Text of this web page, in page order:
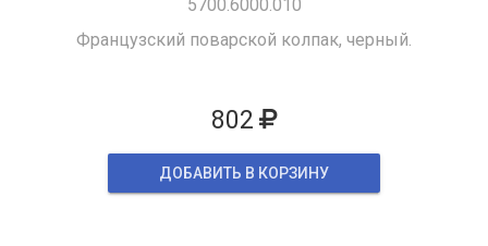
5700.6000.010
Французский поварской колпак, черный.
802
ДОБАВИТЬ В КОРЗИНУ